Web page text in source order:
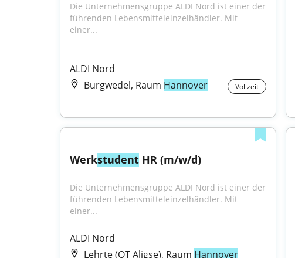
Die Unternehmensgruppe ALDI Nord ist einer der
führenden Lebensmitteleinzelhändler. Mit
einer...
ALDI Nord
Burgwedel, Raum Hannover Vollzeit
Werkstudent HR (m/w/d)
Die Unternehmensgruppe ALDI Nord ist einer der
führenden Lebensmitteleinzelhändler. Mit
einer...
ALDI Nord
Lehrte (OT Aligse), Raum Hannover